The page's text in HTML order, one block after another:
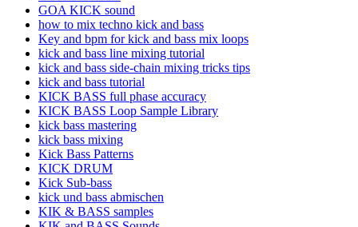
GOA KICK sound
how to mix techno kick and bass
Key and bpm for kick and bass mix loops
kick and bass line mixing tutorial
kick and bass side-chain mixing tricks tips
kick and bass tutorial
KICK BASS full phase accuracy
KICK BASS Loop Sample Library
kick bass mastering
kick bass mixing
Kick Bass Patterns
KICK DRUM
Kick Sub-bass
kick und bass abmischen
KIK & BASS samples